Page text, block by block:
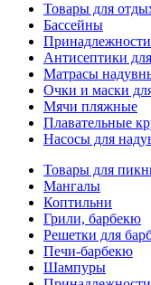
Товары для
Бассейны
Антисептики
Матраcы
Очки и маски
Мячи пляжные
Плавательные
Насосы для
Товары для
Мангалы
Коптильни
Грили, барбекю
Решетки для
Печи-барбекю
Шампуры